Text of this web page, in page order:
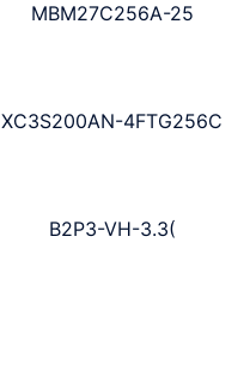
MBM27C256A-25
XC3S200AN-4FTG256C
B2P3-VH-3.3(